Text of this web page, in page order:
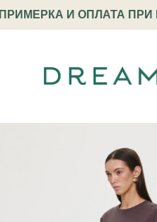
ПРИМЕРКА И ОПЛАТА